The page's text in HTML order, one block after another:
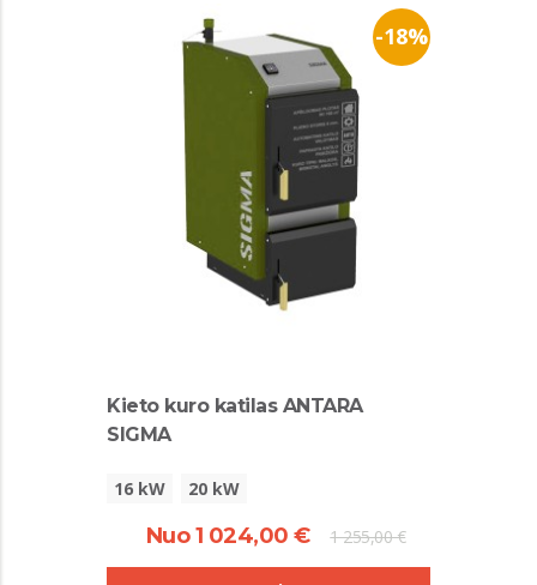
-18%
Kieto kuro katilas ANTARA
SIGMA
16 kW 20 kW
Nuo 1 024,00 € 1 255,00 €